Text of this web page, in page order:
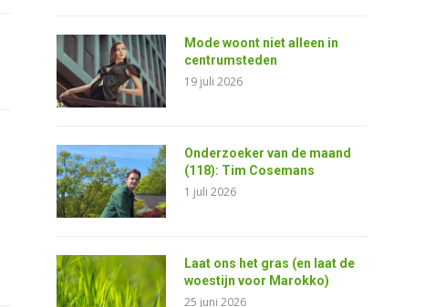
Mode woont niet alleen in
centrumsteden
19 juli 2026
Onderzoeker van de maand
(118): Tim Cosemans
1 juli 2026
Laat ons het gras (en laat de
woestijn voor Marokko)
25 juni 2026